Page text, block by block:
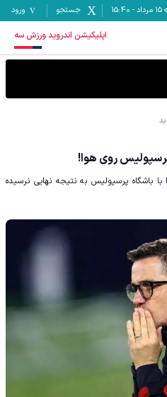
-
15:40 جستجو ورود
اپلیکیشن اندروید ورزش سه
روی هوا!
با باشگاه پرسپولیس به نتیجه نهایی نرسیده